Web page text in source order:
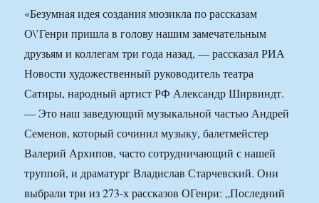
«Безумная идея создания мюзикла по рассказам
О\’Генри пришла в голову нашим замечательным
друзьям и коллегам три года назад, — рассказал РИА
Новости художественный руководитель театра
Сатиры, народный артист РФ Александр Ширвиндт.
— Это наш заведующий музыкальной частью Андрей
Семенов, который сочинил музыку, балетмейстер
Валерий Архипов, часто сотрудничающий с нашей
труппой, и драматург Владислав Старчевский. Они
выбрали три из 273-х рассказов ОГенри: „Последний